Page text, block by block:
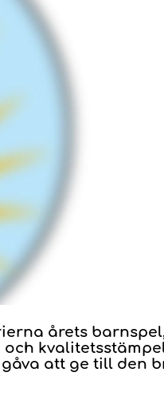
årets
att ge till den